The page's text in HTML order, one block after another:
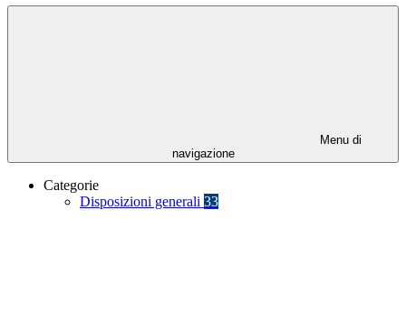
Menu di
navigazione
Categorie
Disposizioni generali 33